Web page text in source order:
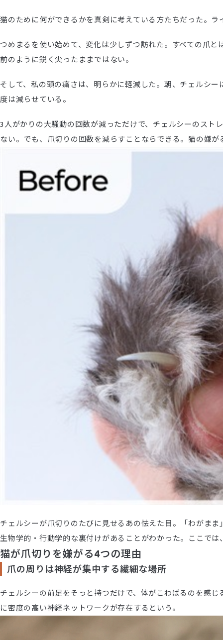
猫のために何ができるかを真剣に考えている方たちだった。
つめまるを使い始めて、変化は少しずつ訪れた。すべての爪
前のように鋭く尖ったままではない。
そして、私の頭の痛さは、明らかに軽減した。朝、チェルシ
度は減らせている。
3人がかりの大騒動の回数が減っただけで、チェルシーのスト
ない。でも、爪切りの回数を減らすことならできる。猫の嫌
チェルシーが爪切りのたびに見せるあの怯えた目。「わがま
生物学的・行動学的な裏付けがあることがわかった。ここで
猫が爪切りを嫌がる4つの理由
爪の周りは神経が集中する繊細な場所
チェルシーの前足をそっと持つだけで、体がこわばるのを感
に密度の高い神経ネットワークが存在するという。